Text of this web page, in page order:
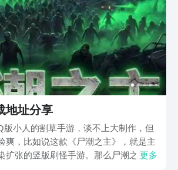
地址分享
版小人的割草手游，谈不上大制作，但
爽，比如说这款《尸潮之主》，就是主
扩张的竖版刷怪手游。那么尸潮之主下
更多